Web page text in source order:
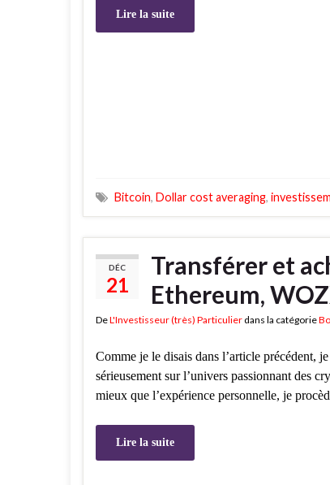
Lire la suite
Bitcoin, Dollar cost averaging,
DÉC
21
Transférer et
Ethereum,
DeL'Investisseur (très) Particulier dans la catégorie
Comme je le disais dans l’article précédent,
sérieusement sur l’univers passionnant des
mieux que l’expérience personnelle, je
Lire la suite